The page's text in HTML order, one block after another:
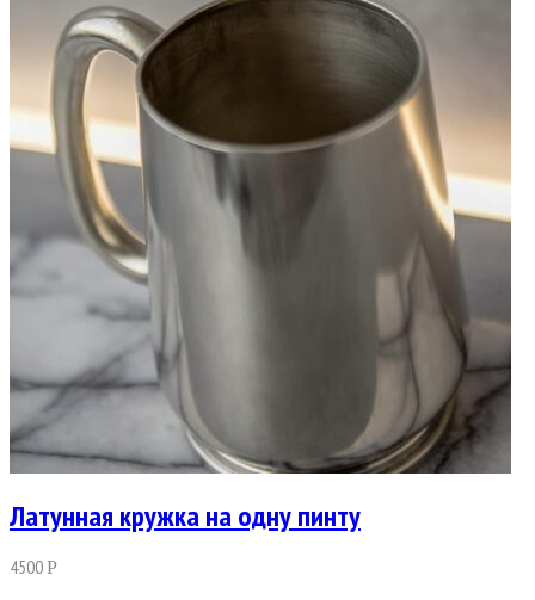
Латунная кружка на одну пинту
4500Р